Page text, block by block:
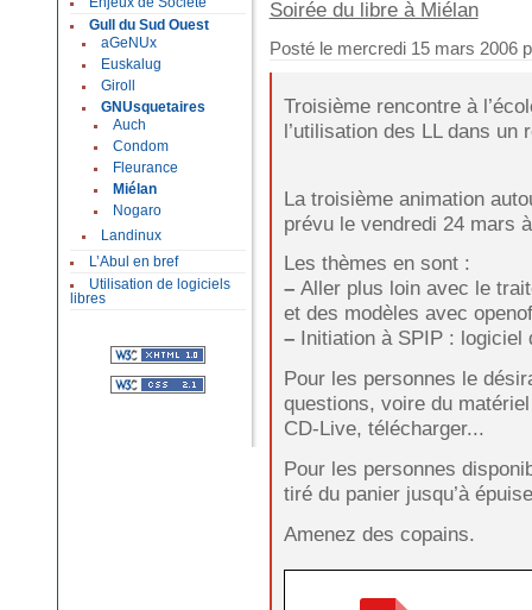
Gull du Sud Ouest
aGeNUx
Euskalug
Giroll
GNUsquetaires
Auch
Condom
Fleurance
Miélan
Nogaro
Landinux
L’Abul en bref
Utilisation de logiciels
libres
Soirée du libre à Miélan
Posté le mercredi 15 mars 2006
Troisième rencontre à
l’utilisation des LL dans un
La troisième animation
prévu le vendredi 24 mars
Les thèmes en sont :
–Aller plus loin avec le
et des modèles avec
–Initiation à SPIP : logiciel
Pour les personnes le
questions, voire du
CD-Live, télécharger...
Pour les personnes
tiré du panier jusqu’à
Amenez des copains.